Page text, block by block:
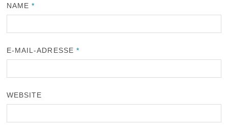
NAME*
E-MAIL-ADRESSE *
WEBSITE